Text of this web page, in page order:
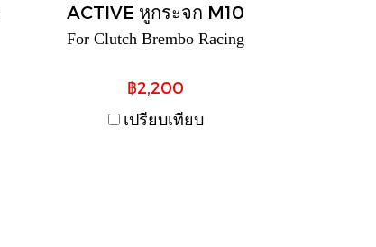
ACTIVE หูกระจก M10
For Clutch Brembo Racing
฿2,200
เปรียบเทียบ